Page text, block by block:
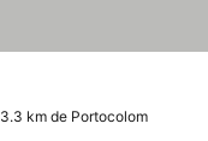
km de Portocolom